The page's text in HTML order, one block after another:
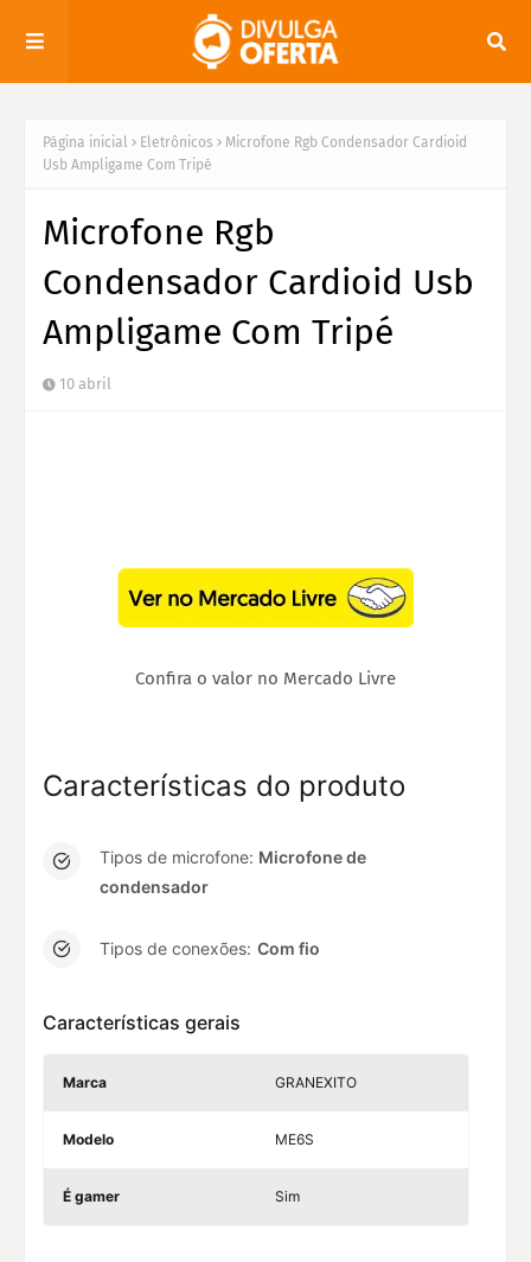
Página inicial Eletrônicos
Microfone Rgb Condensador Cardioid
Usb Ampligame Com Tripé
Microfone Rgb
Condensador Cardioid Usb
Ampligame Com Tripé
10 abril
Confira o valor no Mercado Livre
Características do produto
Tipos de microfone: Microfone de
condensador
Tipos de conexões: Com fio
Características gerais
Marca GRANEXITO
Modelo ME6S
É gamer Sim